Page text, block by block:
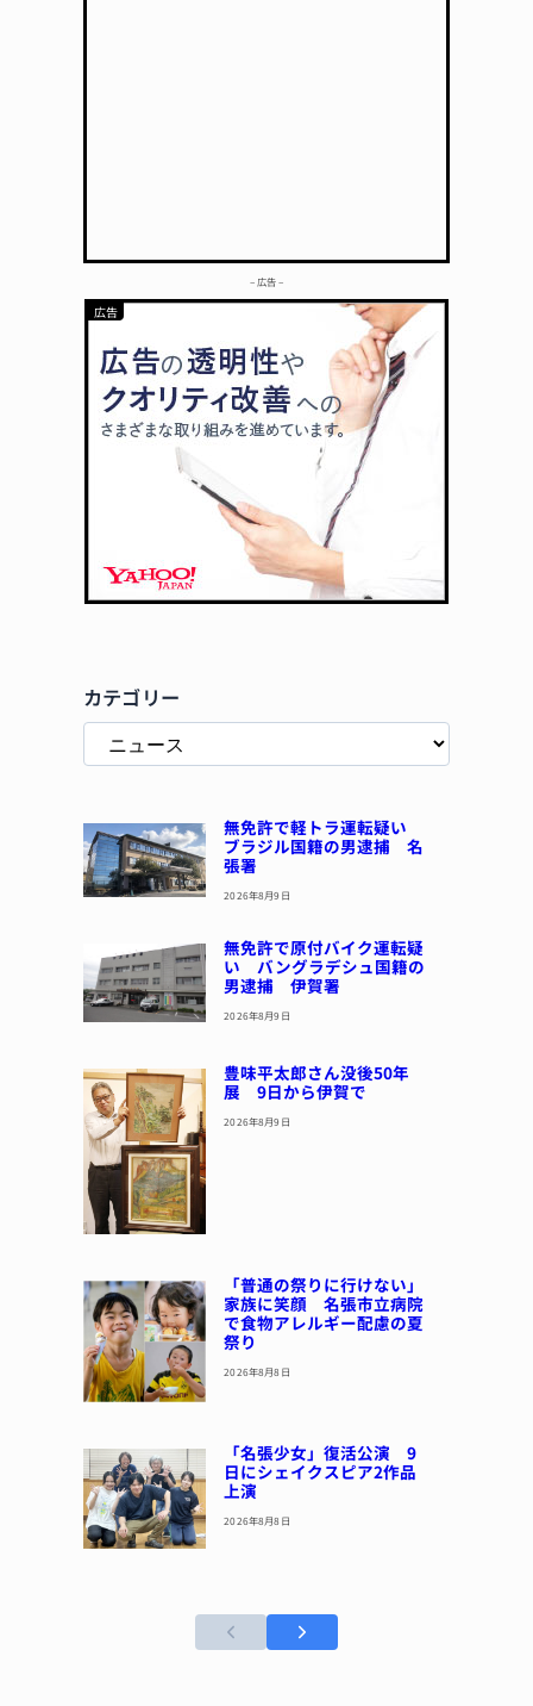
– 広告 –
カテゴリー
無免許で軽トラ運転疑い
ブラジル国籍の男逮捕 名
張署
2026年8月9日
無免許で原付バイク運転疑
い バングラデシュ国籍の
男逮捕 伊賀署
2026年8月9日
豊味平太郎さん没後50年
展 9日から伊賀で
2026年8月9日
「普通の祭りに行けない」
家族に笑顔 名張市立病院
で食物アレルギー配慮の夏
祭り
2026年8月8日
「名張少女」復活公演 9
日にシェイクスピア2作品
上演
2026年8月8日